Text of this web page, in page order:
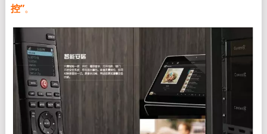
控”。